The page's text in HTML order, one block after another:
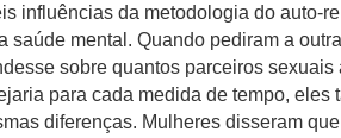
influências da metodologia do auto-
saúde mental. Quando pediram a
sobre quantos parceiros sexuais
para cada medida de tempo, eles
diferenças. Mulheres disseram